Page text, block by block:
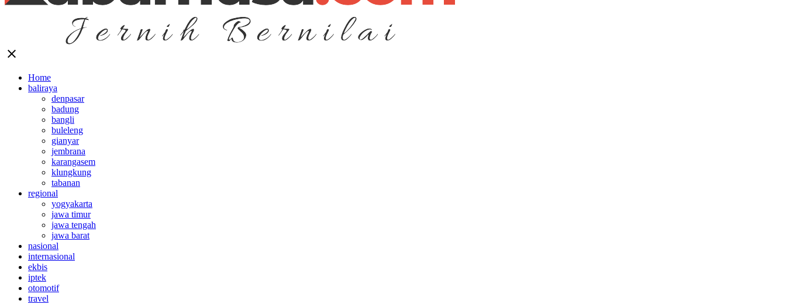
close
Home
baliraya
denpasar
badung
bangli
buleleng
gianyar
jembrana
karangasem
klungkung
tabanan
regional
yogyakarta
jawa timur
jawa tengah
jawa barat
nasional
internasional
ekbis
iptek
otomotif
travel